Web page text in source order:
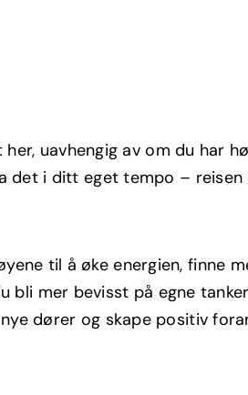
uavhengig av om du har
det i ditt eget tempo – reisen
til å øke energien, finne
mer bevisst på egne
dører og skape positiv